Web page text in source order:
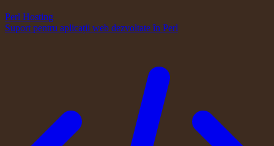
Perl Hosting
Suport pentru aplicații web dezvoltate în Perl